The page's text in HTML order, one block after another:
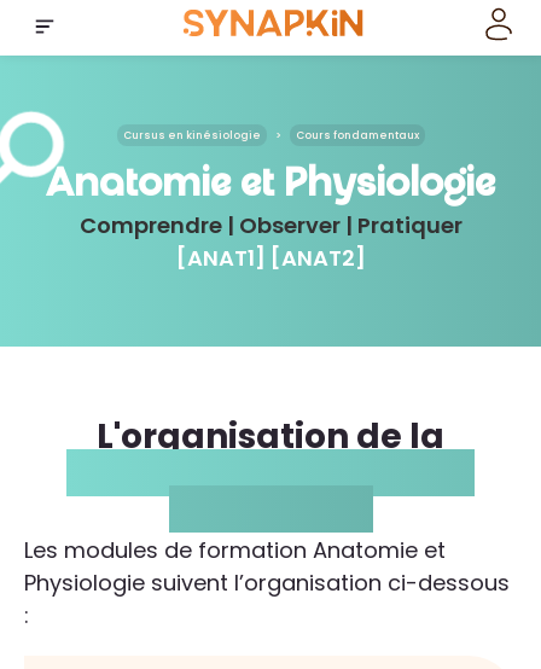
Cursus en kinésiologie > Cours fondamentaux
Anatomie et Physiologie
Comprendre | Observer | Pratiquer
[ANAT1] [ANAT2]
L'organisation de la
Physiologie
Les modules de formation Anatomie et
Physiologie suivent l’organisation ci-dessous
: